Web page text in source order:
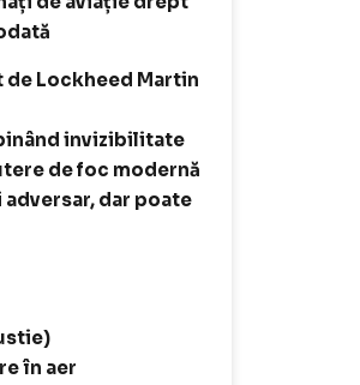
Lockheed Martin
invizibilitate
de foc modernă
dar poate
în aer